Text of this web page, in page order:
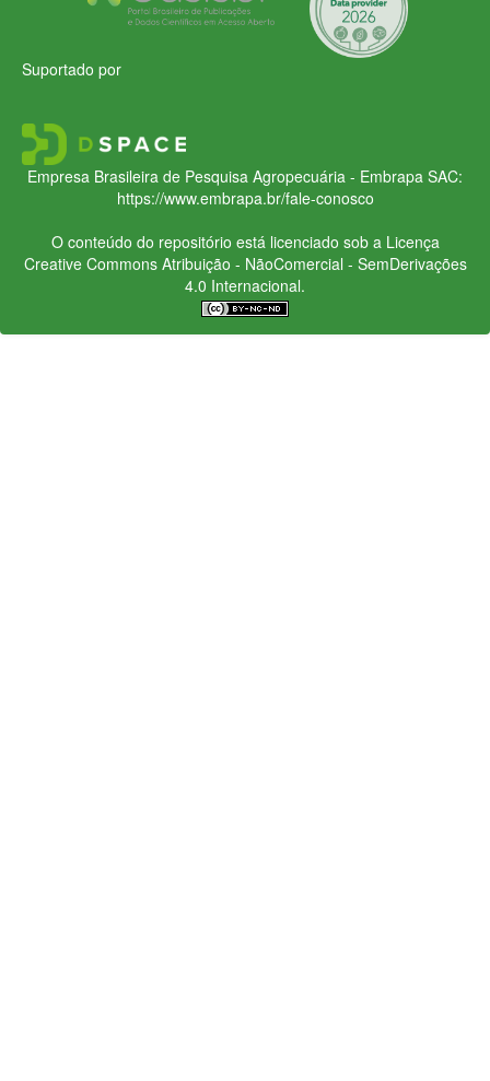
Suportado por
Empresa Brasileira de Pesquisa Agropecuária - Embrapa SAC:
https://www.embrapa.br/fale-conosco
O conteúdo do repositório está licenciado sob a Licença
Creative CommonsAtribuição - NãoComercial - SemDerivações
4.0 Internacional.